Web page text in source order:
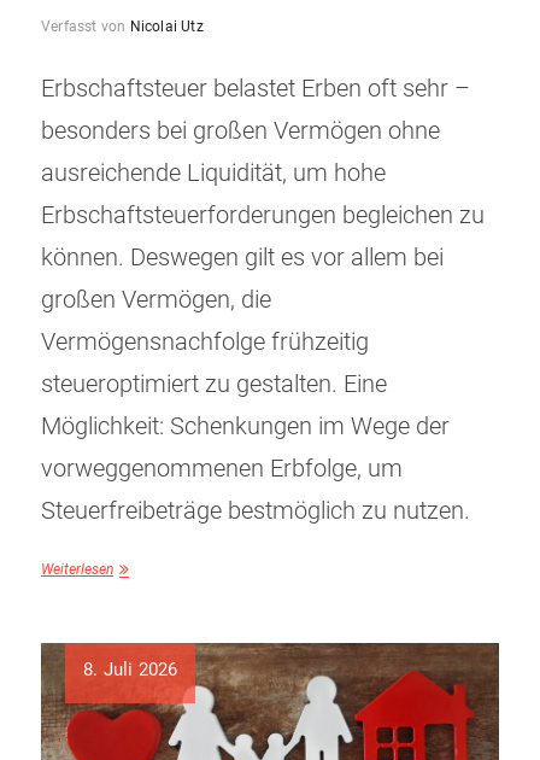
Verfasst von Nicolai Utz
Erbschaftsteuer belastet Erben oft sehr –
besonders bei großen Vermögen ohne
ausreichende Liquidität, um hohe
Erbschaftsteuerforderungen begleichen zu
können. Deswegen gilt es vor allem bei
großen Vermögen, die
Vermögensnachfolge frühzeitig
steueroptimiert zu gestalten. Eine
Möglichkeit: Schenkungen im Wege der
vorweggenommenen Erbfolge, um
Steuerfreibeträge bestmöglich zu nutzen.
Weiterlesen
8. Juli 2026